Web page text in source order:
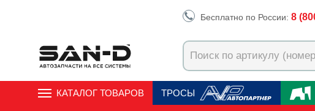
Бесплатно по России: 8
КАТАЛОГ ТОВАРОВ ТРОСЫ